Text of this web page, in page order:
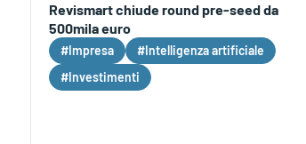
Revismart chiude round pre-seed da
500mila euro
#Impresa
#Intelligenza artificiale
#Investimenti